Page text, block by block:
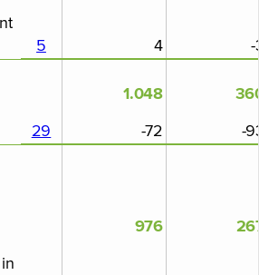
5 4
1.048
29 -72 -
976